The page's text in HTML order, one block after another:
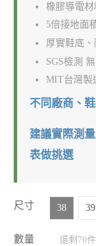
橡膠導電
5倍接地面
厚實鞋底
SGS檢測
MIT台灣製
不同廠商、
建議實際測
表做挑選
尺寸 38 39
數量 還剩70件